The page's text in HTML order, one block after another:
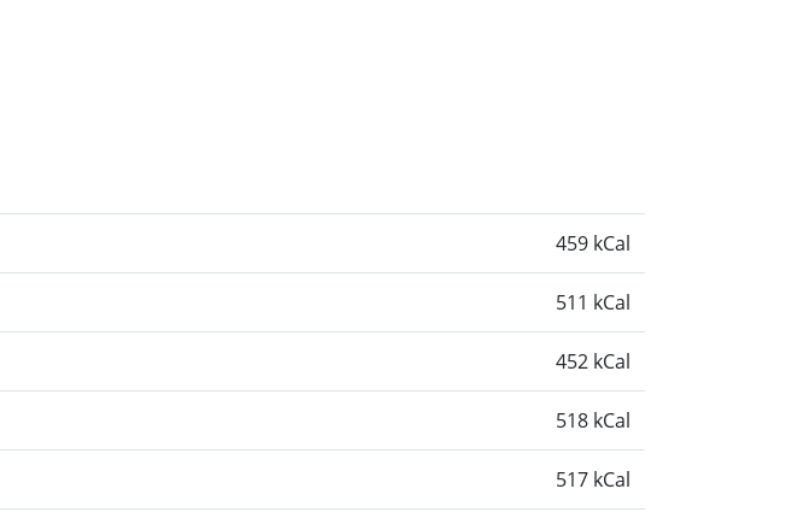
459 kCal
511 kCal
452 kCal
518 kCal
517 kCal